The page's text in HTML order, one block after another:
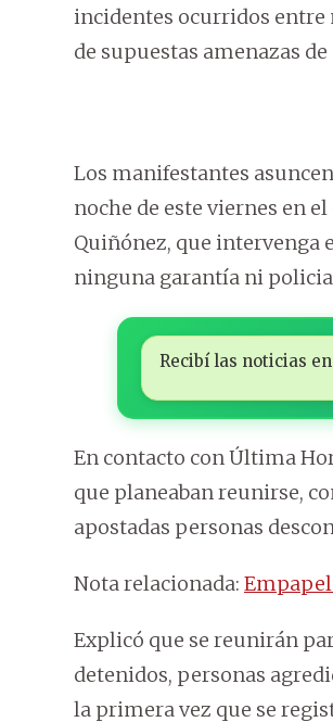
incidentes ocurridos entre
de supuestas amenazas
Los manifestantes
noche de este viernes en
Quiñónez, que intervenga
ninguna garantía ni
Recibí las noticias
En contacto con Última
que planeaban reunirse,
apostadas personas
Nota relacionada:
Explicó que se reunirán
detenidos, personas
la primera vez que se